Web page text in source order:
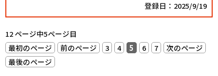
登録日：2025/9/19
12 ページ中5ページ目
最初のページ
前のページ 3 4 5 6 7
次のページ
最後のページ